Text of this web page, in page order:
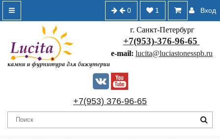
Вход
1
0
г. Санкт-Петербург
+7(953)-376-96-65
e-mail: lucita@luciastonesspb.ru
+7(953) 376-96-65